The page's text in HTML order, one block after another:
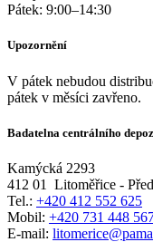
Pátek: 9:00–14:30
Upozornění
V pátek nebudou
pátek v měsíci zavřeno.
Badatelna centrálního
Kamýcká 2293
412 01
Litoměřice -
Tel.: +420 412 552 625
Mobil: +420 731 448
E-mail: